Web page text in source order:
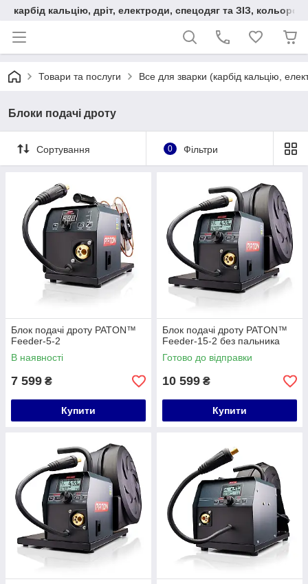
карбід кальцію, дріт, електроди, спецодяг та ЗІЗ,
Товари та послуги Все для зварки (карбід кальцію,
Блоки подачі дроту
Сортування 0 Фільтри
Блок подачі дроту PATON™
Feeder-5-2
В наявності
7 599 ₴
Купити
Блок подачі дроту PATON™
Feeder-15-2 без пальника
Готово до відправки
10 599 ₴
Купити